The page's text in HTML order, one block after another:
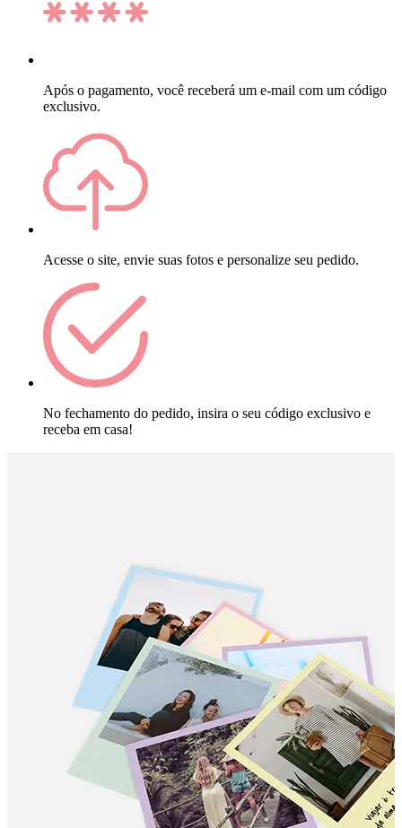
Após o pagamento, você receberá um e-mail com um código
exclusivo.
Acesse o site, envie suas fotos e personalize seu pedido.
No fechamento do pedido, insira o seu código exclusivo e
receba em casa!